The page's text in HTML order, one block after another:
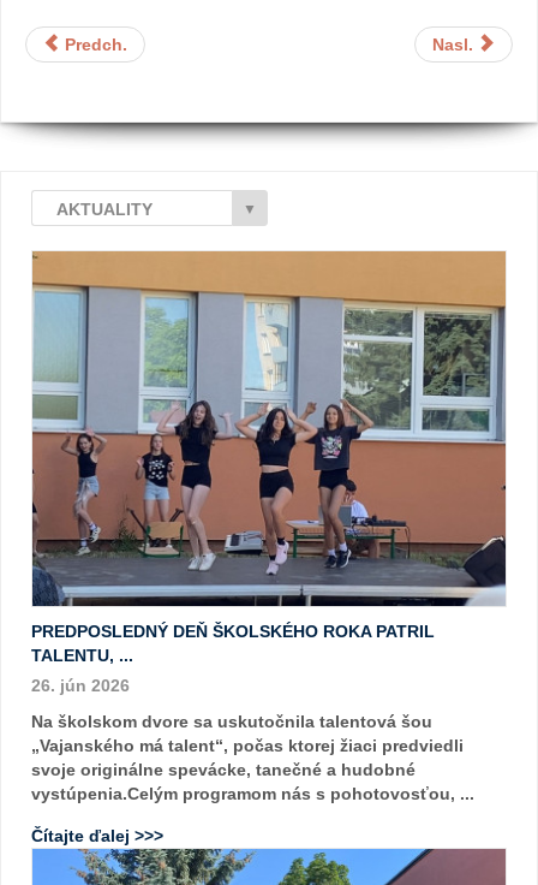
Predch. Nasl.
AKTUALITY ▼
PREDPOSLEDNÝ DEŇ ŠKOLSKÉHO ROKA PATRIL
TALENTU, ...
26. jún 2026
Na školskom dvore sa uskutočnila talentová šou
„Vajanského má talent“, počas ktorej žiaci predviedli
svoje originálne spevácke, tanečné a hudobné
vystúpenia.Celým programom nás s pohotovosťou, ...
Čítajte ďalej >>>